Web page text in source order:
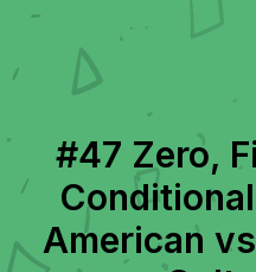
#47 Zero,
American